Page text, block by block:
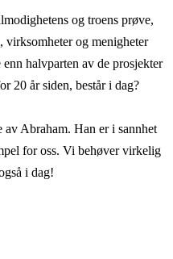
og troens prøve,
virksomheter og menigheter
halvparten av de prosjekter
20 år siden, består i dag?
Abraham. Han er i sannhet
for oss. Vi behøver virkelig
i dag!